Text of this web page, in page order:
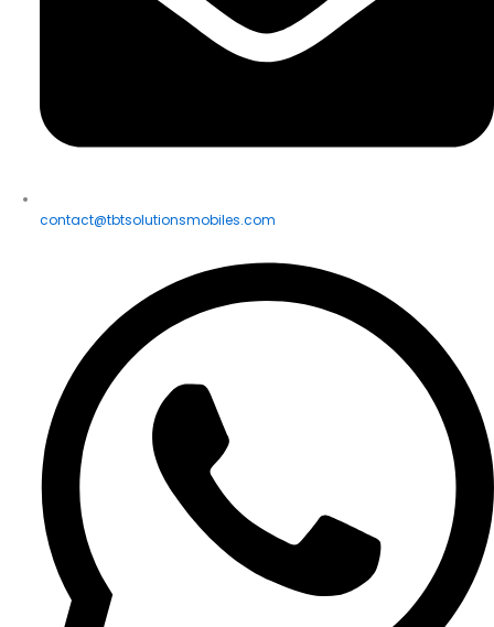
contact@tbtsolutionsmobiles.com